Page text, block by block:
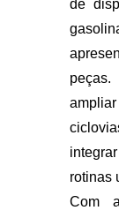
de
rotinas
Com